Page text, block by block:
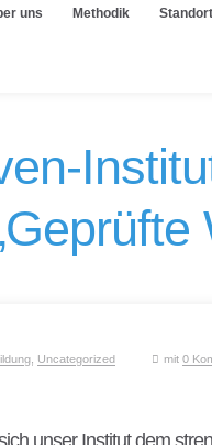
uns Methodik
Uncategorized mit 0
unser Institut dem